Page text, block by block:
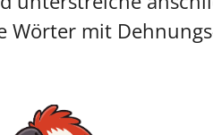
Wörter mit